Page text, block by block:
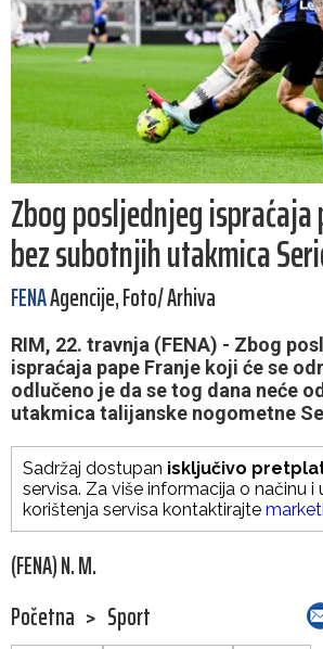
Zbog posljednjeg
bez subotnjih utakmica
FENAAgencije, Foto/ Arhiva
RIM, 22. travnja (FENA) - Zbog
ispraćaja pape Franje koji će se
odlučeno je da se tog dana neće
utakmica talijanske nogometne
Sadržaj dostupan isključivo
servisa. Za više informacija o načinu i
korištenja servisa kontaktirajte
(FENA) N. M.
Početna > Sport